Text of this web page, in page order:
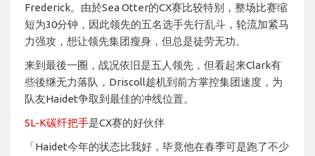
Frederick。由於Sea Otter的CX赛比较特别，整场比赛缩
短为30分钟，因此领先的五名选手先行乱斗，轮流加紧马
力强攻，想让领先集团瘦身，但总是徒劳无功。
来到最後一圈，战况依旧是五人领先，但看起来Clark有
些後继无力落队，Driscoll趁机到前方掌控集团速度，为
队友Haidet争取到最佳的冲线位置。
SL-K碳纤把手是CX赛的好伙伴
「Haidet今年的状态比我好，毕竟他在春季可是跑了不少